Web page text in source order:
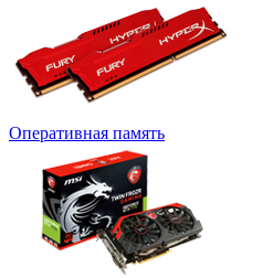
Оперативная память